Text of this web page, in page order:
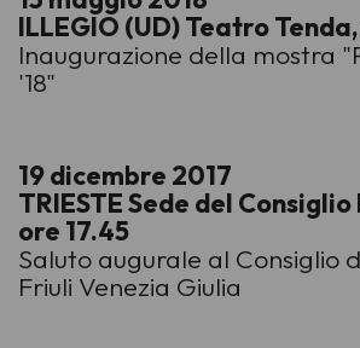
ILLEGIO (UD) Teatro
Inaugurazione della mostra
'18"
19 dicembre 2017
TRIESTE Sede del
ore 17.45
Saluto augurale al Consiglio
Friuli Venezia Giulia